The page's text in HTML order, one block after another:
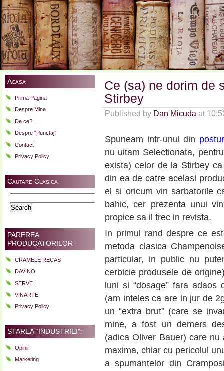
Acasa
Prima Pagina
Despre Mine
De ce?
Despre “Punctaj”
Contact
Privacy Policy
Cautare Clasica
for:
PAREREA
PRODUCATORILOR
CRAMELE RECAS
DAVINO
SERVE
VINARTE
Privacy Policy
STAREA “INDUSTRIEI”:
Opinii
Marketing
Ce (sa) ne dorim de
Stirbey
Published by Dan Micuda at
Spuneam intr-unul din
nu uitam Selectionata,
exista) celor de la Stirbey
din ea de catre acelasi
el si oricum vin sarbatorile
bahic, cer prezenta unui
propice sa il trec in revista.
In primul rand despre ce
metoda clasica
particular, in public nu
cerbicie produsele de
luni si “dosage” fara
(am inteles ca are in jur de
un “extra brut” (care se
mine, a fost un demers
(adica Oliver Bauer) care
maxima, chiar cu pericolul
a spumantelor din